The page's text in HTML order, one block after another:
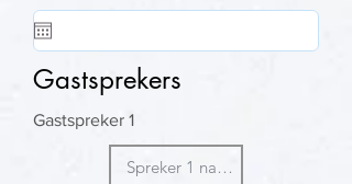
Gastsprekers
Gastspreker 1